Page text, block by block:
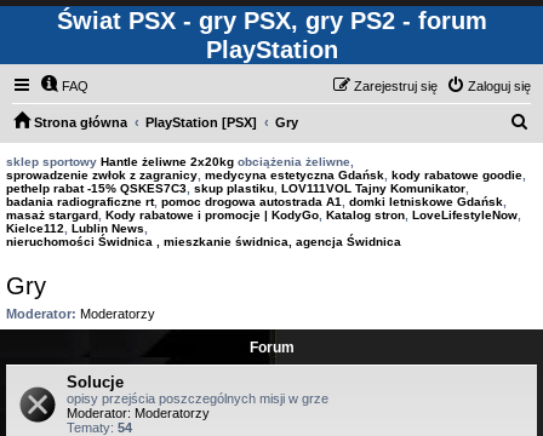
Świat PSX - gry PSX, gry PS2 - forum
PlayStation
FAQ Zaloguj się
Zarejestruj się
Strona główna PlayStation [PSX] Gry
sklep sportowy Hantle żeliwne 2x20kg obciążenia żeliwne,
sprowadzenie zwłok z zagranicy medycyna estetyczna Gdańsk kody rabatowe goodie
pethelp rabat -15% QSKES7C3 skup plastiku LOV111VOL Tajny Komunikator
badania radiograficzne rt, pomoc drogowa autostrada A1 domki letniskowe Gdańsk
masaż stargard Kody rabatowe i promocje | KodyGo Katalog stron LoveLifestyleNow
Kielce112
Lublin News
nieruchomości Świdnica , mieszkanie świdnica, agencja Świdnica
Gry
Moderator: Moderatorzy
Forum
Solucje
opisy przejścia poszczególnych misji w grze
Moderator: Moderatorzy
Tematy: 54